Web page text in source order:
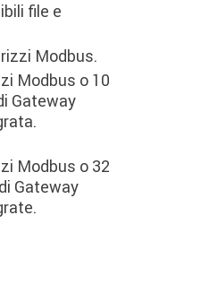
file e
Modbus.
Modbus o 10
Gateway
Modbus o 32
Gateway